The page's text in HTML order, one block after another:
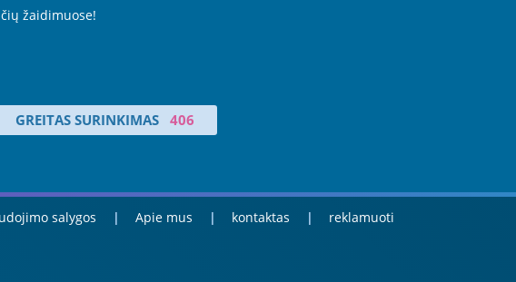
žaidimuose!
GREITAS SURINKIMAS 406
salygos Apie mus kontaktas reklamuoti